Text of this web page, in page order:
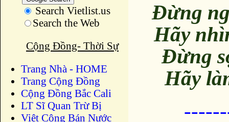
Search Vietlist.us
Search the Web
Cộng Đồng- Thời Sự
Trang Nhà - HOME
Trang Cộng Đồng
Cộng Đồng Bắc Cali
LT Sĩ Quan Trừ Bị
Việt Cộng Bán Nước
Đừng
Hãy
Đừng
Hãy